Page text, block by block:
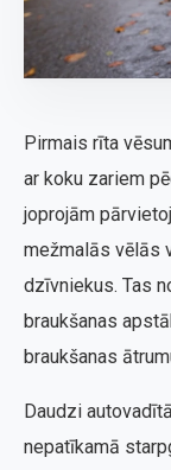
Pirmais rīta
ar koku zariem
joprojām
mežmalās vēlās
dzīvniekus. Tas
braukšanas
braukšanas
Daudzi
nepatīkamā